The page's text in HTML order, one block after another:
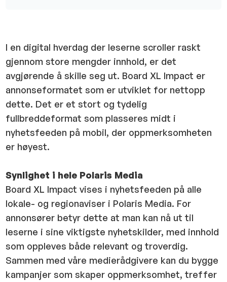
I en digital hverdag der leserne scroller raskt
gjennom store mengder innhold, er det
avgjørende å skille seg ut. Board XL Impact er
annonseformatet som er utviklet for nettopp
dette. Det er et stort og tydelig
fullbreddeformat som plasseres midt i
nyhetsfeeden på mobil, der oppmerksomheten
er høyest.
Synlighet i hele Polaris Media
Board XL Impact vises i nyhetsfeeden på alle
lokale- og regionaviser i Polaris Media. For
annonsører betyr dette at man kan nå ut til
leserne i sine viktigste nyhetskilder, med innhold
som oppleves både relevant og troverdig.
Sammen med våre medierådgivere kan du bygge
kampanjer som skaper oppmerksomhet, treffer